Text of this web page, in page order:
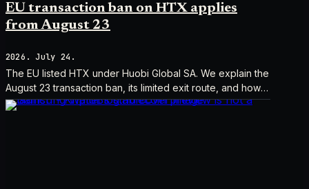
EU transaction ban on HTX applies
from August 23
2026. July 24.
The EU listed HTX under Huobi Global SA. We explain the
August 23 transaction ban, its limited exit route, and how it
differs from UK sanctions.